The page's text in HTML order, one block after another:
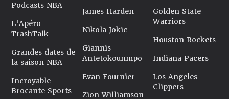
Podcasts NBA
L'Apéro
TrashTalk
Grandes dates de
la saison NBA
Incroyable
Brocante Sports
James Harden
Nikola Jokic
Giannis
Antetokounmpo
Evan Fournier
Zion Williamson
Golden State
Warriors
Houston Rockets
Indiana Pacers
Los Angeles
Clippers